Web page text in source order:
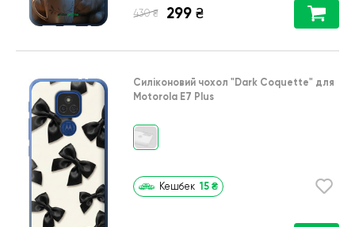
430 ₴ 299 ₴
Силіконовий чохол "Dark Coquette" для
Motorola E7 Plus
Кешбек 15 ₴